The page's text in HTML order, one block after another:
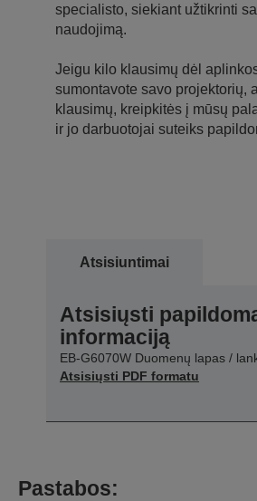
specialisto, siekiant užtikrinti
naudojimą.
Jeigu kilo klausimų dėl
sumontavote savo projektorių,
klausimų, kreipkitės į mūsų
ir jo darbuotojai suteiks
Atsisiuntimai
Atsisiųsti
informaciją
EB-G6070W Duomenų lapas /
Atsisiųsti PDF formatu
Pastabos: